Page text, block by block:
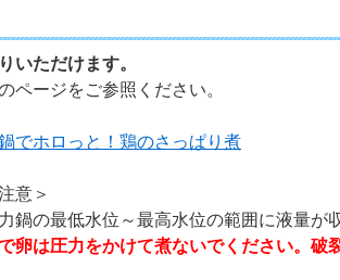
いただけます。
ページをご参照ください。
でホロっと！鶏のさっぱり煮
意＞
力鍋の最低水位～最高水位の範囲に液量
で卵は圧力をかけて煮ないでください。破